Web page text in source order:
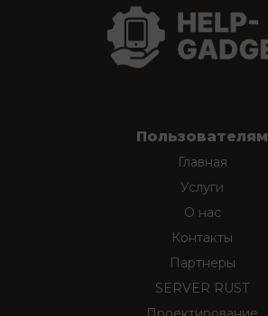
Пользователям
Главная
Услуги
О нас
Контакты
Партнеры
SERVER RUST